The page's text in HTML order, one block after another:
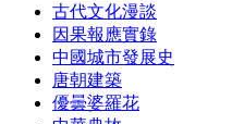
古代文化漫談
因果報應實錄
中國城市發展史
唐朝建築
優曇婆羅花